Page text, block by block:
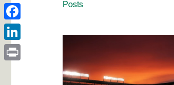
Posts
X
Facebook
LinkedIn